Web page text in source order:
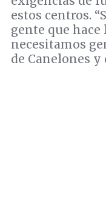
estos centros.
gente que hace
necesitamos
de Canelones y